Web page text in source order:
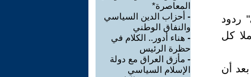
ردود
كل
أن
المعاصرة*
- أحزاب الدين السياسي
والنفاق الوطني
- هناء أدور.. الكلام في
حظرة الرئيس
- مأزق العراق مع دولة
الإسلام السياسي